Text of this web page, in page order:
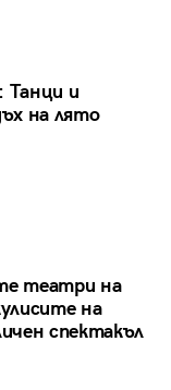
Танци и
на лято
театри на
на
спектакъл